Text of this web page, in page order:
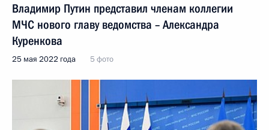
Владимир Путин представил членам коллегии
МЧС нового главу ведомства – Александра
Куренкова
25 мая 2022 года 5 фото